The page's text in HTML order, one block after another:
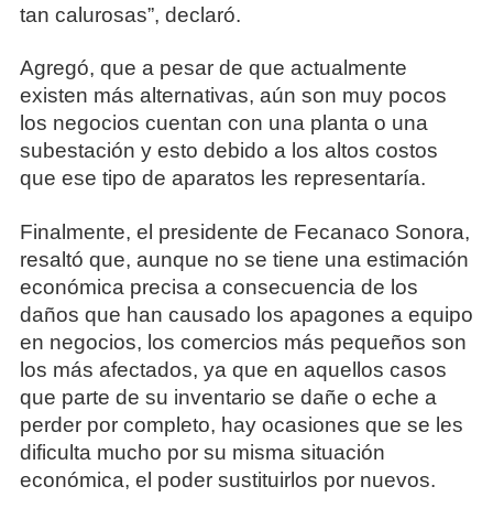
tan calurosas”, declaró.
Agregó, que a pesar de que actualmente
existen más alternativas, aún son muy pocos
los negocios cuentan con una planta o una
subestación y esto debido a los altos costos
que ese tipo de aparatos les representaría.
Finalmente, el presidente de Fecanaco Sonora,
resaltó que, aunque no se tiene una estimación
económica precisa a consecuencia de los
daños que han causado los apagones a equipo
en negocios, los comercios más pequeños son
los más afectados, ya que en aquellos casos
que parte de su inventario se dañe o eche a
perder por completo, hay ocasiones que se les
dificulta mucho por su misma situación
económica, el poder sustituirlos por nuevos.